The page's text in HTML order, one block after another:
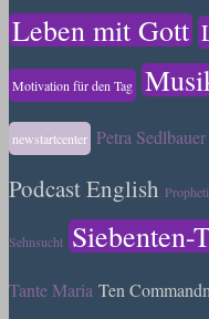
Leben mit Gott
Motivation für den Tag
newstartcenter Petra Sedlbauer
Podcast English
Sehnsucht Siebenten-
Tante Maria Ten